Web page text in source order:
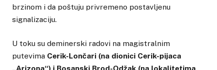
brzinom i da poštuju privremeno postavljenu
signalizaciju.
U toku su deminerski radovi na magistralnim
putevima Cerik-Lončari (na dionici Cerik-pijaca